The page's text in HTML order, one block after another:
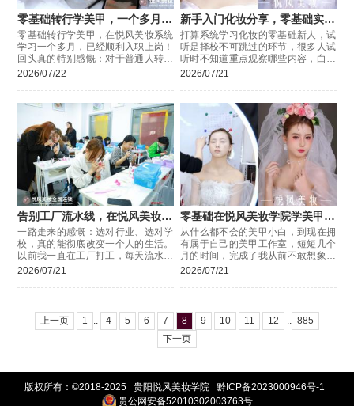
零基础转行学美甲，一个多月顺
利上岗
零基础转行学美甲，在悦风美妆系统
学习一个多月，已经顺利入职上岗！
回头真的特别感慨：对于普通人转行
来说，选对一所正规专业的学校，真
2026/07/22
新手入门化妆分享，零基础实地
试听的实用判断方法
打算系统学习化妆的零基础新人，试
听是择校不可跳过的环节，很多人试
听时不知道重点观察哪些内容，白白
错过判断教学质量的机会，分享几个
2026/07/21
告别工厂流水线，在悦风美妆学
院学化妆
一路走来的感慨：选对行业、选对学
校，真的能彻底改变一个人的生活。
以前我一直在工厂打工，每天流水线
重复枯燥的工作，熬夜加班、常年站
俱疲，
2026/07/21
零基础在悦风美妆学院学美甲逆
袭
从什么都不会的美甲小白，到现在拥
有属于自己的美甲工作室，短短几个
月的时间，完成了我从前不敢想象的
蜕变。一路走来想感谢的，就是悦风
2026/07/21
上一页 1 .. 4 5 6 7 8 9 10 11 12 .. 885
下一页
版权所有：©2018-2025 贵阳悦风美妆学院 黔ICP备2023000946号-1
贵公网安备52010302003763号